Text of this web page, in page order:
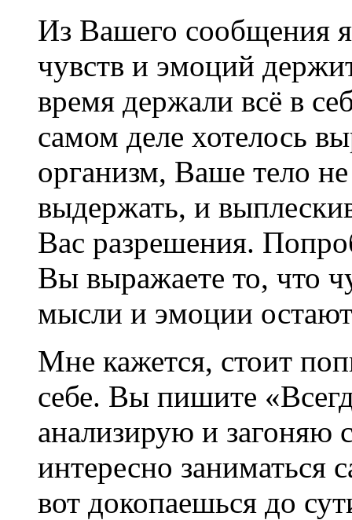
Из Вашего сообщения
чувств и эмоций
время держали всё в
самом деле хотелось
организм, Ваше тело
выдержать, и
Вас разрешения.
Вы выражаете то, что
мысли и эмоции
Мне кажется, стоит
себе. Вы пишите
анализирую и загоняю
интересно заниматься
вот докопаешься до